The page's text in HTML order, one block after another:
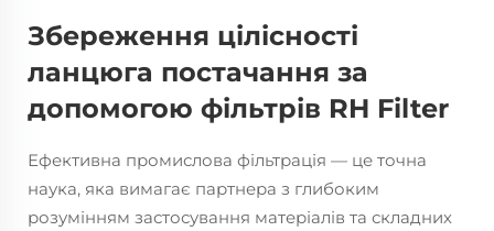
Збереження цілісності
ланцюга постачання за
допомогою фільтрів RH Filter
Ефективна промислова фільтрація — це точна
наука, яка вимагає партнера з глибоким
розумінням застосування матеріалів та складних